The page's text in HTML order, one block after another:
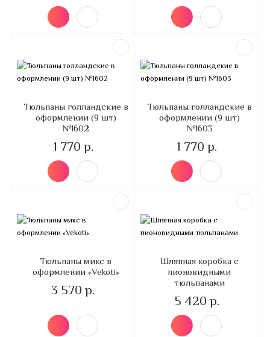
Тюльпаны голландские в
оформлении (9 шт)
№1602
1 770 р.
Тюльпаны голландские в
оформлении (9 шт)
№1603
1 770 р.
Тюльпаны микс в
оформлении «Vekoti»
3 570 р.
Шляпная коробка с
пионовидными
тюльпанами
5 420 р.